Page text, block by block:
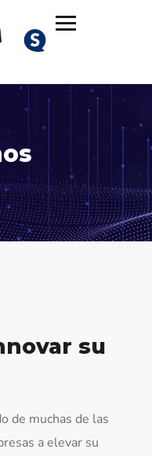
su
de muchas de las
a elevar su